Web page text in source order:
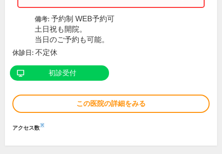
備考: 予約制 WEB予約可
土日祝も開院。
当日のご予約も可能。
休診日: 不定休
初診受付
この医院の詳細をみる
アクセス数※